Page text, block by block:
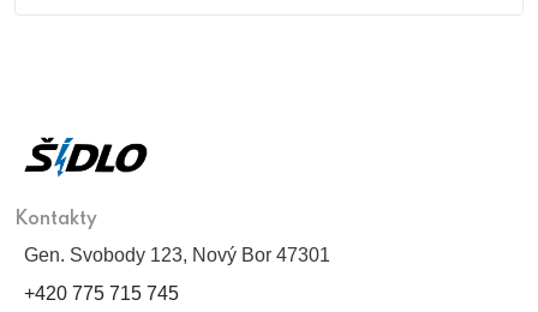
Kontakty
Gen. Svobody 123, Nový Bor 47301
+420 775 715 745